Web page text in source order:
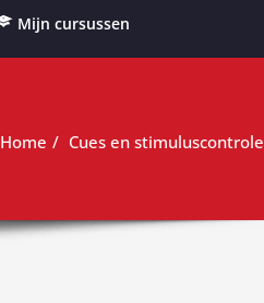
Mijn cursussen
Home Cues en stimuluscontrole